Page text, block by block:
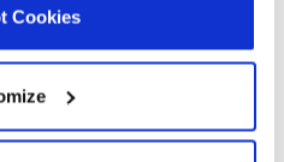
Cookies